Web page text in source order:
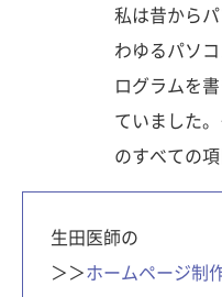
私は昔から
わゆるパソ
ログラムを
ていました
のすべての
生田医師の
＞＞ホームページ制